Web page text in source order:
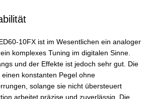
10FX ist im Wesentlichen ein analoger
komplexes Tuning im digitalen Sinne.
und der Effekte ist jedoch sehr gut. Die
konstanten Pegel ohne
solange sie nicht übersteuert
arbeitet präzise und zuverlässig. Die